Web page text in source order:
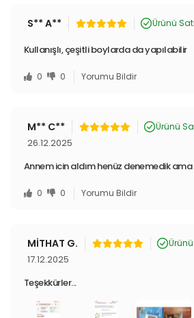
S** A** Ürünü
Kullanışlı, çeşitli boylarda da yapılabilir
0 0 Yorumu Bildir
M** C** Ürünü
26.12.2025
Annem icin aldım henüz denemedik
0 0 Yorumu Bildir
MİTHAT G. Ürünü
17.12.2025
Teşekkürler...